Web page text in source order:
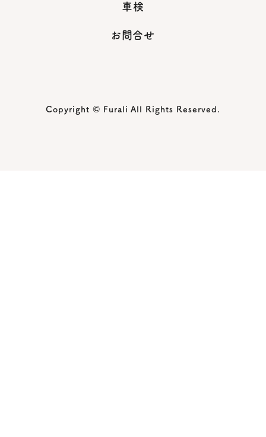
車検
お問合せ
Copyright © Furali All Rights Reserved.